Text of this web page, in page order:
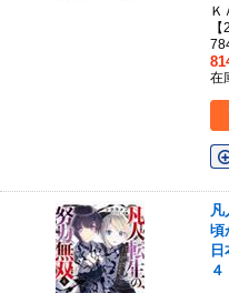
Ｋ
在
頃
４